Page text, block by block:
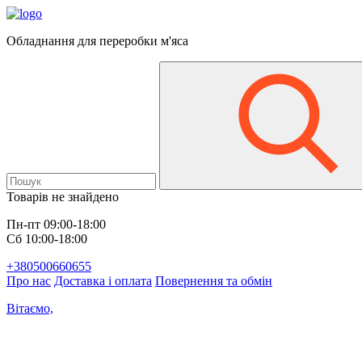
Обладнання для переробки м'яса
Товарів не знайдено
Пн-пт 09:00-18:00
Сб 10:00-18:00
+380500660655
Про нас Доставка і оплата Повернення та обмін
Вітаємо,